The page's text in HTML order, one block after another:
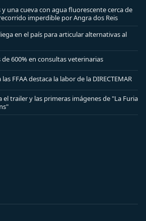
una cueva con agua fluorescente cerca de
imperdible por Angra dos Reis
en el país para articular alternativas al
de 600% en consultas veterinarias
FFAA destaca la labor de la DIRECTEMAR
el trailer y las primeras imágenes de "La Furia